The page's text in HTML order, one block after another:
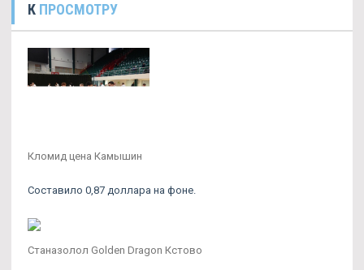
К ПРОСМОТРУ
Кломид цена Камышин
Составило 0,87 доллара на фоне.
Станазолол Golden Dragon Кстово